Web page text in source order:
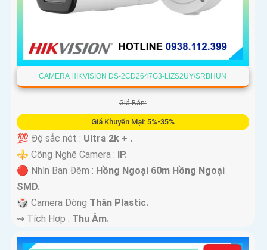
CAMERA HIKVISION DS-2CD2647G3-LIZS2UY/SRBHUN
Giá Bán:
Giá Khuyến Mại: 5%-35%
💯 Độ sắc nét : Ultra 2k + .
⚜️ Công Nghệ Camera : IP.
🔴 Nhìn Ban Đêm : Hồng Ngoại 60m Hồng Ngoại
SMD.
🎲 Camera Dòng Thân Plastic.
️⇝ Tích Hợp : Thu Âm.